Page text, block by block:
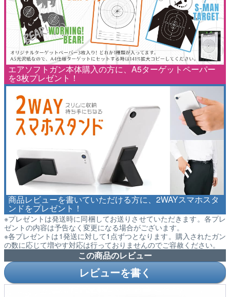
エアソフトガン本体購入の方に、A5ターゲットペーパー
を3枚プレゼント！
商品レビューを書いていただける方に、2WAYスマホスタ
ンドをプレゼント！
※プレゼントは発送時に同梱してお送りさせていただきます。各プレ
ゼントの内容は予告なく変更になる場合がございます。
※各プレゼントは1発送に対して1点ずつとなります。購入されたガン
の数に応じて増やす対応は行っておりませんのでご容赦ください。
この商品のレビュー
レビューを書く